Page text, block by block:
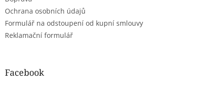
Ochrana osobních údajů
Formulář na odstoupení od kupní smlouvy
Reklamační formulář
Facebook